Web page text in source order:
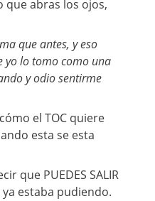
que abras los ojos,
que antes, y eso
yo lo tomo como una
y odio sentirme
el TOC quiere
esta se esta
que PUEDES SALIR
ya estaba pudiendo.